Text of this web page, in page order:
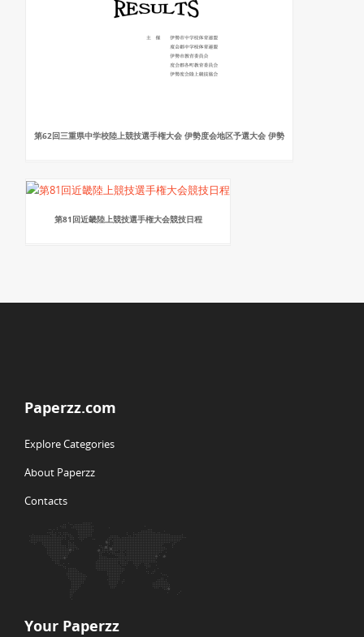
第62回三重県中学校陸上競技選手権大会 伊勢度会地区予選大会 伊勢
第81回近畿陸上競技選手権大会競技日程
Paperzz.com
Explore Categories
About Paperzz
Contacts
Your Paperzz